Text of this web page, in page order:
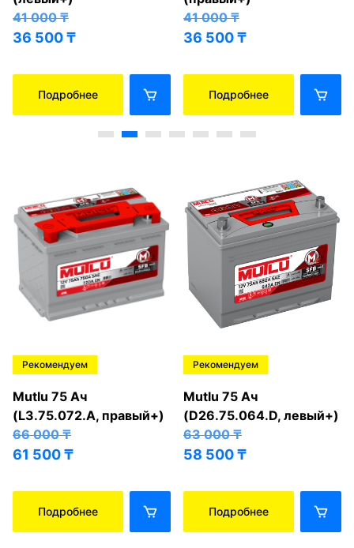
41 000₸
36 500₸
Подробнее
41 000₸
36 500₸
Подробнее
Рекомендуем
Mutlu 75 Ач
(L3.75.072.A, правый+)
66 000₸
61 500₸
Подробнее
Рекомендуем
Mutlu 75 Ач
(D26.75.064.D, левый+)
63 000₸
58 500₸
Подробнее